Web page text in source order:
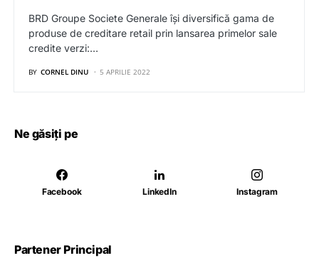
BRD Groupe Societe Generale își diversifică gama de
produse de creditare retail prin lansarea primelor sale
credite verzi:…
BY CORNEL DINU 5 APRILIE 2022
Ne găsiți pe
Facebook LinkedIn Instagram
Partener Principal